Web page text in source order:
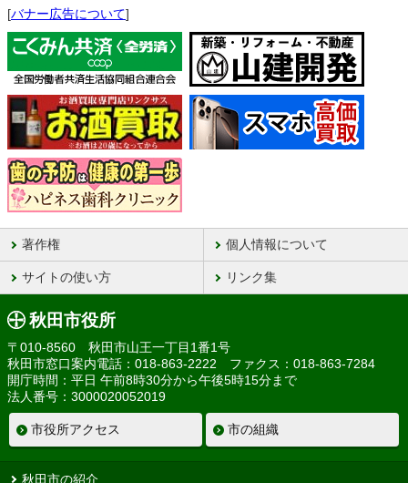
[バナー広告について]
著作権 個人情報について
サイトの使い方 リンク集
秋田市役所
〒010-8560 秋田市山王一丁目1番1号
秋田市窓口案内電話：018-863-2222 ファクス：018-863-7284
開庁時間：平日 午前8時30分から午後5時15分まで
法人番号：3000020052019
市役所アクセス 市の組織
秋田市の紹介